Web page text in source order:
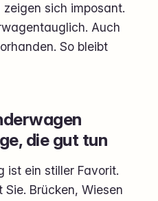
sich imposant.
Auch
So bleibt
die gut tun
ist ein stiller Favorit.
Brücken, Wiesen